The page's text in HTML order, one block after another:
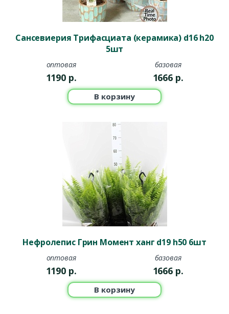
Сансевиерия Трифасциата (керамика) d16 h20
5шт
оптовая
1190 р.
базовая
1666 р.
В корзину
Нефролепис Грин Момент ханг d19 h50 6шт
оптовая
1190 р.
базовая
1666 р.
В корзину